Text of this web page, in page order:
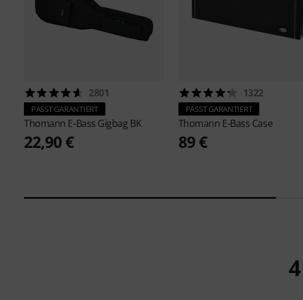
2801
PASST GARANTIERT
Thomann E-Bass Gigbag BK
22,90 €
1322
PASST GARANTIERT
Thomann E-Bass Case
89 €
4